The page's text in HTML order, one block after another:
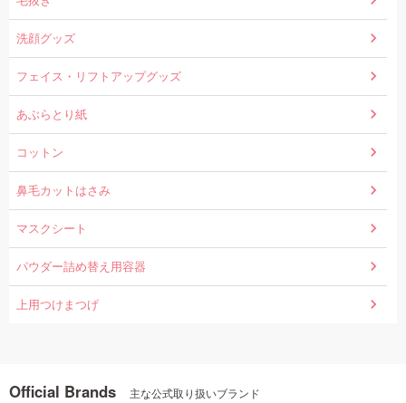
洗顔グッズ
フェイス・リフトアップグッズ
あぶらとり紙
コットン
鼻毛カットはさみ
マスクシート
パウダー詰め替え用容器
上用つけまつげ
Official Brands 主な公式取り扱いブランド